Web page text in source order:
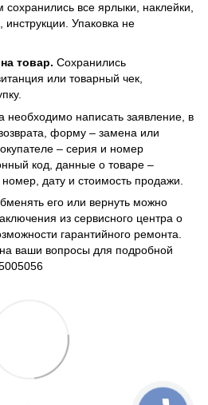
сохранились все ярлыки, наклейки,
инструкции. Упаковка не
товар. Сохранились
или товарный чек,
необходимо написать заявление, в
форму – замена или
– серия и номер
код, данные о товаре –
дату и стоимость продажи.
его или вернуть можно
из сервисного центра о
гарантийного ремонта.
ваши вопросы для подробной